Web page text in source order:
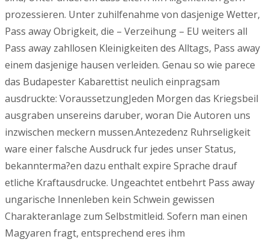
prozessieren. Unter zuhilfenahme von dasjenige Wetter,
Pass away Obrigkeit, die – Verzeihung – EU weiters all
Pass away zahllosen Kleinigkeiten des Alltags, Pass away
einem dasjenige hausen verleiden. Genau so wie parece
das Budapester Kabarettist neulich einpragsam
ausdruckte: VoraussetzungJeden Morgen das Kriegsbeil
ausgraben unsereins daruber, woran Die Autoren uns
inzwischen meckern mussen.Antezedenz Ruhrseligkeit
ware einer falsche Ausdruck fur jedes unser Status,
bekannterma?en dazu enthalt expire Sprache drauf
etliche Kraftausdrucke. Ungeachtet entbehrt Pass away
ungarische Innenleben kein Schwein gewissen
Charakteranlage zum Selbstmitleid. Sofern man einen
Magyaren fragt, entsprechend eres ihm